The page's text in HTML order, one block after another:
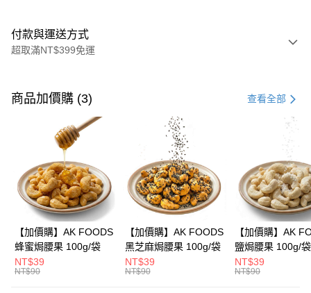
付款與運送方式
超取滿NT$399免運
信用卡一次付款
3 期 0 利率 每期 NT$133
合作金庫商業銀行
第一商業銀行
華南商業銀行
彰化商業銀行
上海商業儲蓄銀行
台北富邦商業銀行
國泰世華商業銀行
兆豐國際商業銀行
臺灣中小企業銀行
匯豐（台灣）商業銀行
華泰商業銀行
聯邦商業銀行
遠東國際商業銀行
元大商業銀行
超商取貨付款
LINE Pay
Apple Pay
街口支付
悠遊付
商品加價購 (3) 查看全部
【加價購】AK FOODS
蜂蜜焗腰果 100g/袋
NT$39
NT$90
【加價購】AK FOODS
黑芝麻焗腰果 100g/袋
NT$39
NT$90
【加價購】AK
鹽焗腰果 100g/袋
NT$39
NT$90